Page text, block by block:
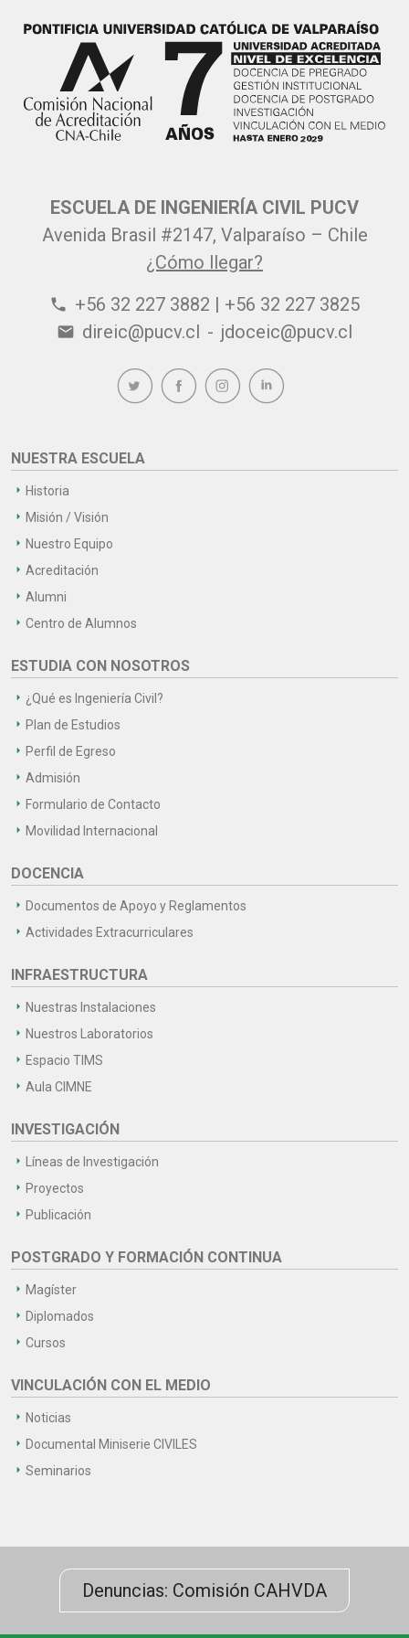
ESCUELA DE INGENIERÍA CIVIL PUCV
Avenida Brasil #2147, Valparaíso – Chile
¿Cómo llegar?
phone +56 32 227 3882 | +56 32 227 3825
email direic@pucv.cl - jdoceic@pucv.cl
NUESTRA ESCUELA
Historia
Misión / Visión
Nuestro Equipo
Acreditación
Alumni
Centro de Alumnos
ESTUDIA CON NOSOTROS
¿Qué es Ingeniería Civil?
Plan de Estudios
Perfil de Egreso
Admisión
Formulario de Contacto
Movilidad Internacional
DOCENCIA
Documentos de Apoyo y Reglamentos
Actividades Extracurriculares
INFRAESTRUCTURA
Nuestras Instalaciones
Nuestros Laboratorios
Espacio TIMS
Aula CIMNE
INVESTIGACIÓN
Líneas de Investigación
Proyectos
Publicación
POSTGRADO Y FORMACIÓN CONTINUA
Magíster
Diplomados
Cursos
VINCULACIÓN CON EL MEDIO
Noticias
Documental Miniserie CIVILES
Seminarios
Denuncias: Comisión CAHVDA